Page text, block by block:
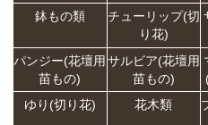
鉢もの類
チューリップ(切
り花)
パンジー(花壇用
苗もの)
サルビア(花壇用
苗もの)
ゆり(切り花)
花木類